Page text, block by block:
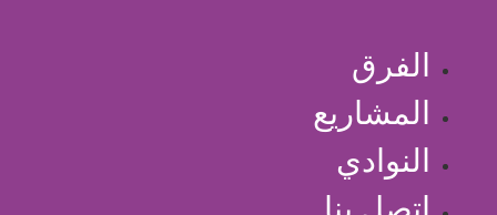
الفرق
المشاريع
النوادي